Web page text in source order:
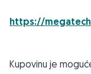
https://
Kupovinu je